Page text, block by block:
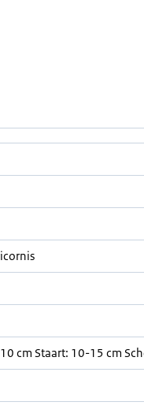
cm Staart: 10-15 cm